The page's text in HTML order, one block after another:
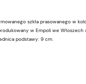
szkła prasowanego w
w Empoli we
podstawy: 9 cm.